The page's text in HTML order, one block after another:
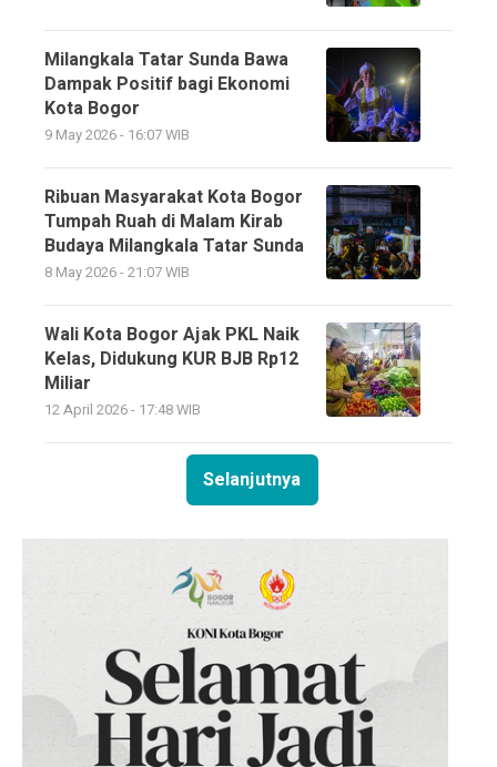
Milangkala Tatar Sunda Bawa
Dampak Positif bagi Ekonomi
Kota Bogor
9 May 2026 - 16:07 WIB
Ribuan Masyarakat Kota Bogor
Tumpah Ruah di Malam Kirab
Budaya Milangkala Tatar Sunda
8 May 2026 - 21:07 WIB
Wali Kota Bogor Ajak PKL Naik
Kelas, Didukung KUR BJB Rp12
Miliar
12 April 2026 - 17:48 WIB
Selanjutnya